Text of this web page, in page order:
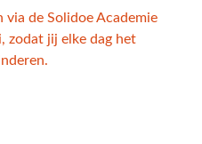
de Solidoe Academie
zodat jij elke dag het